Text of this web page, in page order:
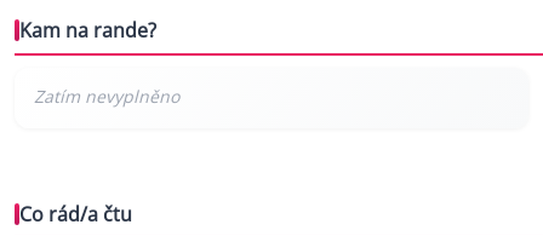
Kam na rande?
Co rád/a čtu